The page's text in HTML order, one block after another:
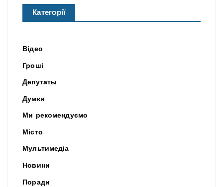
Категорії
Відео
Гроші
Депутаты
Думки
Ми рекомендуємо
Місто
Мультимедіа
Новини
Поради